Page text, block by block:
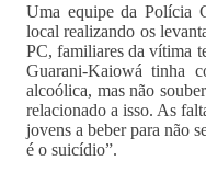
Uma equipe da Polícia
local realizando os
PC, familiares da vítima
Guarani-Kaiowá tinha
alcoólica, mas não
relacionado a isso. As
jovens a beber para não
é o suicídio”.